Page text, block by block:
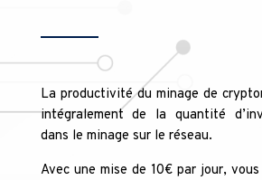
La productivité du minage de
intégralement de la quantité
dans le minage sur le réseau.
Avec une mise de 10€ par jour,